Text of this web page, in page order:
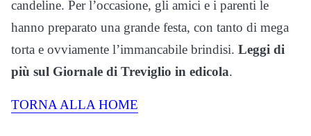
candeline. Per l’occasione, gli amici e i parenti le
hanno preparato una grande festa, con tanto di mega
torta e ovviamente l’immancabile brindisi. Leggi di
più sul Giornale di Treviglio in edicola.
TORNA ALLA HOME